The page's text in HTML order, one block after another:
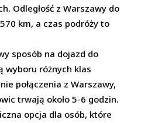
Odległość z Warszawy do
km, a czas podróży to
sposób na dojazd do
wyboru różnych klas
połączenia z Warszawy,
trwają około 5-6 godzin.
opcja dla osób, które